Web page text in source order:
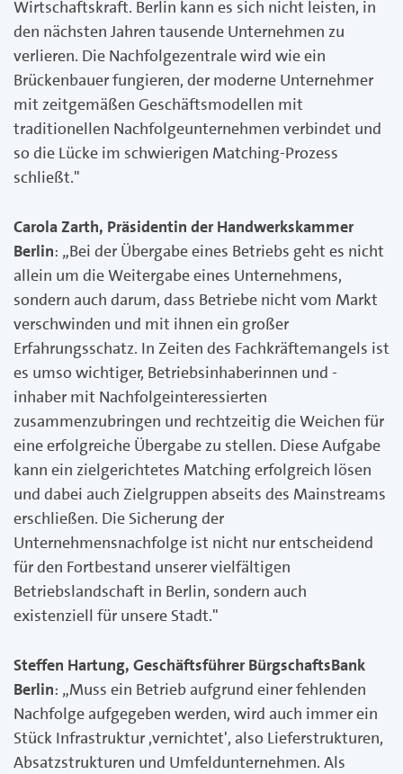
Wirtschaftskraft. Berlin kann es sich nicht leisten, in
den nächsten Jahren tausende Unternehmen zu
verlieren. Die Nachfolgezentrale wird wie ein
Brückenbauer fungieren, der moderne Unternehmer
mit zeitgemäßen Geschäftsmodellen mit
traditionellen Nachfolgeunternehmen verbindet und
so die Lücke im schwierigen Matching-Prozess
schließt."
Carola Zarth, Präsidentin der Handwerkskammer
Berlin: „Bei der Übergabe eines Betriebs geht es nicht
allein um die Weitergabe eines Unternehmens,
sondern auch darum, dass Betriebe nicht vom Markt
verschwinden und mit ihnen ein großer
Erfahrungsschatz. In Zeiten des Fachkräftemangels ist
es umso wichtiger, Betriebsinhaberinnen und -
inhaber mit Nachfolgeinteressierten
zusammenzubringen und rechtzeitig die Weichen für
eine erfolgreiche Übergabe zu stellen. Diese Aufgabe
kann ein zielgerichtetes Matching erfolgreich lösen
und dabei auch Zielgruppen abseits des Mainstreams
erschließen. Die Sicherung der
Unternehmensnachfolge ist nicht nur entscheidend
für den Fortbestand unserer vielfältigen
Betriebslandschaft in Berlin, sondern auch
existenziell für unsere Stadt."
Steffen Hartung, Geschäftsführer BürgschaftsBank
Berlin: „Muss ein Betrieb aufgrund einer fehlenden
Nachfolge aufgegeben werden, wird auch immer ein
Stück Infrastruktur ,vernichtet', also Lieferstrukturen,
Absatzstrukturen und Umfeldunternehmen. Als